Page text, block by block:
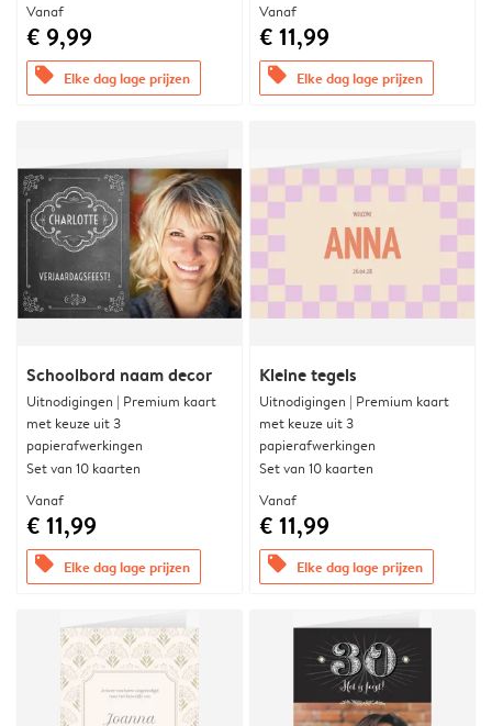
Vanaf
€ 9,99
offers Elke dag lage prijzen
Vanaf
€ 11,99
offers Elke dag lage prijzen
Schoolbord naam decor
Uitnodigingen | Premium kaart
met keuze uit 3
papierafwerkingen
Set van 10 kaarten
Vanaf
€ 11,99
offers Elke dag lage prijzen
Kleine tegels
Uitnodigingen | Premium kaart
met keuze uit 3
papierafwerkingen
Set van 10 kaarten
Vanaf
€ 11,99
offers Elke dag lage prijzen